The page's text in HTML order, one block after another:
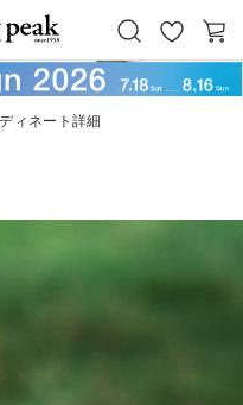
お
気
カ
ー
ィネート詳細